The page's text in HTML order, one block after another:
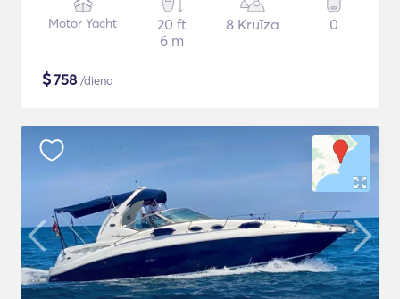
Motor Yacht
20 ft
6 m
8 Kruīza 0
$758 /diena